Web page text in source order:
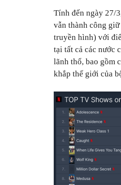
Tính đến ngày 27/
vẫn thành công
truyền hình) với
tại tất cả các nước
lãnh thổ, bao gồm
khắp thế giới của